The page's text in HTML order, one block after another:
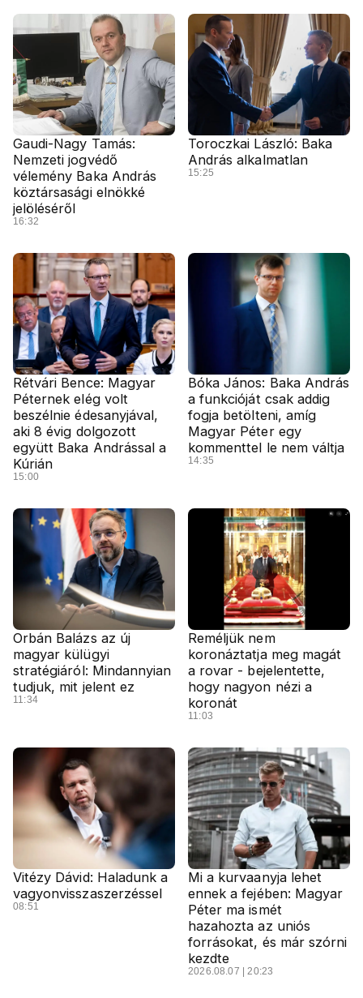
Gaudi-Nagy Tamás:
Nemzeti jogvédő
vélemény Baka András
köztársasági elnökké
jelöléséről
16:32
Toroczkai László: Baka
András alkalmatlan
15:25
Rétvári Bence: Magyar
Péternek elég volt
beszélnie édesanyjával,
aki 8 évig dolgozott
együtt Baka Andrással a
Kúrián
15:00
Bóka János: Baka András
a funkcióját csak addig
fogja betölteni, amíg
Magyar Péter egy
kommenttel le nem váltja
14:35
Orbán Balázs az új
magyar külügyi
stratégiáról: Mindannyian
tudjuk, mit jelent ez
11:34
Reméljük nem
koronáztatja meg magát
a rovar - bejelentette,
hogy nagyon nézi a
koronát
11:03
Vitézy Dávid: Haladunk a
vagyonvisszaszerzéssel
08:51
Mi a kurvaanyja lehet
ennek a fejében: Magyar
Péter ma ismét
hazahozta az uniós
forrásokat, és már szórni
kezdte
2026.08.07 | 20:23